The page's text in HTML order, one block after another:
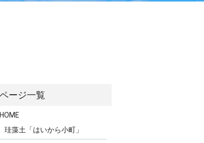
HOME
珪藻土「はいから小町」